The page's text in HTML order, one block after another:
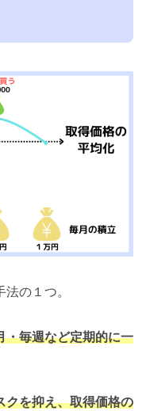
の１つ。
・毎週など定期的に一
クを抑え、取得価格の